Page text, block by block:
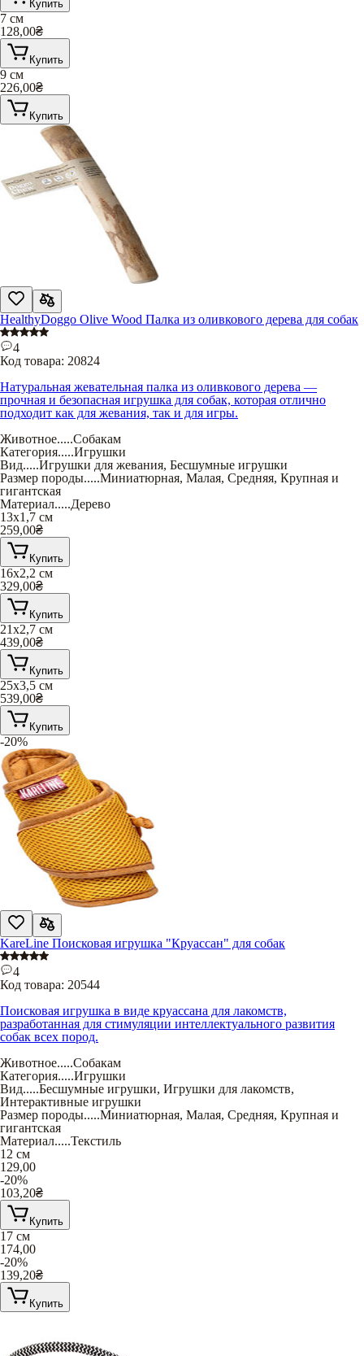
Купить
7 см
128,00₴
Купить
9 см
226,00₴
Купить
HealthyDoggo Olive Wood Палка из оливкового дерева для собак
4
Код товара: 20824
Натуральная жевательная палка из оливкового дерева —
прочная и безопасная игрушка для собак, которая отлично
подходит как для жевания, так и для игры.
Животное.....Собакам
Категория.....Игрушки
Вид.....Игрушки для жевания, Бесшумные игрушки
Размер породы.....Миниатюрная, Малая, Средняя, Крупная и
гигантская
Материал.....Дерево
13х1,7 см
259,00₴
Купить
16х2,2 см
329,00₴
Купить
21х2,7 см
439,00₴
Купить
25х3,5 см
539,00₴
Купить
-20%
KareLine Поисковая игрушка "Круассан" для собак
4
Код товара: 20544
Поисковая игрушка в виде круассана для лакомств,
разработанная для стимуляции интеллектуального развития
собак всех пород.
Животное.....Собакам
Категория.....Игрушки
Вид.....Бесшумные игрушки, Игрушки для лакомств,
Интерактивные игрушки
Размер породы.....Миниатюрная, Малая, Средняя, Крупная и
гигантская
Материал.....Текстиль
12 см
129,00
-20%
103,20₴
Купить
17 см
174,00
-20%
139,20₴
Купить